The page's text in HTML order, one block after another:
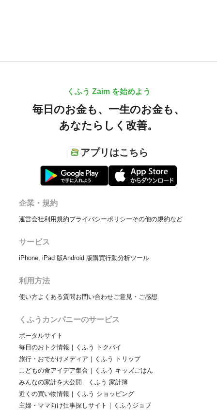
くふう Zaim を始めよう
毎日のお金も、 一生のお金も、
あなたらしく改善。
アプリはこちら
企業・規約
運営会社利用規約プライバシーポリシーその他の規約など
サービス
iPhone, iPad 版Android 版購買行動分析ツール
利用方法
使い方よくある質問お問い合わせご意見・ご感想
くふうカンパニーのサービス
ポータルサイト
毎日のおトク情報｜くふう トクバイ
旅行・おでかけメディア｜くふう トリップ
こどもの食アイデア集合｜くふう キッズごはん
みんなの家計を大公開｜くふう 家計簿
近くの買い物情報｜くふう ショッピング
主婦・ママ向け仕事探しサイト｜くふうジョブ